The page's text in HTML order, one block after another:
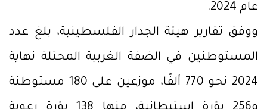
عام 2024.
ووفق تقارير هيئة الجدار الفلسطينية، بلغ عدد
المستوطنين في الضفة الغربية المحتلة نهاية
2024 نحو 770 ألفًا، موزعين على 180 مستوطنة